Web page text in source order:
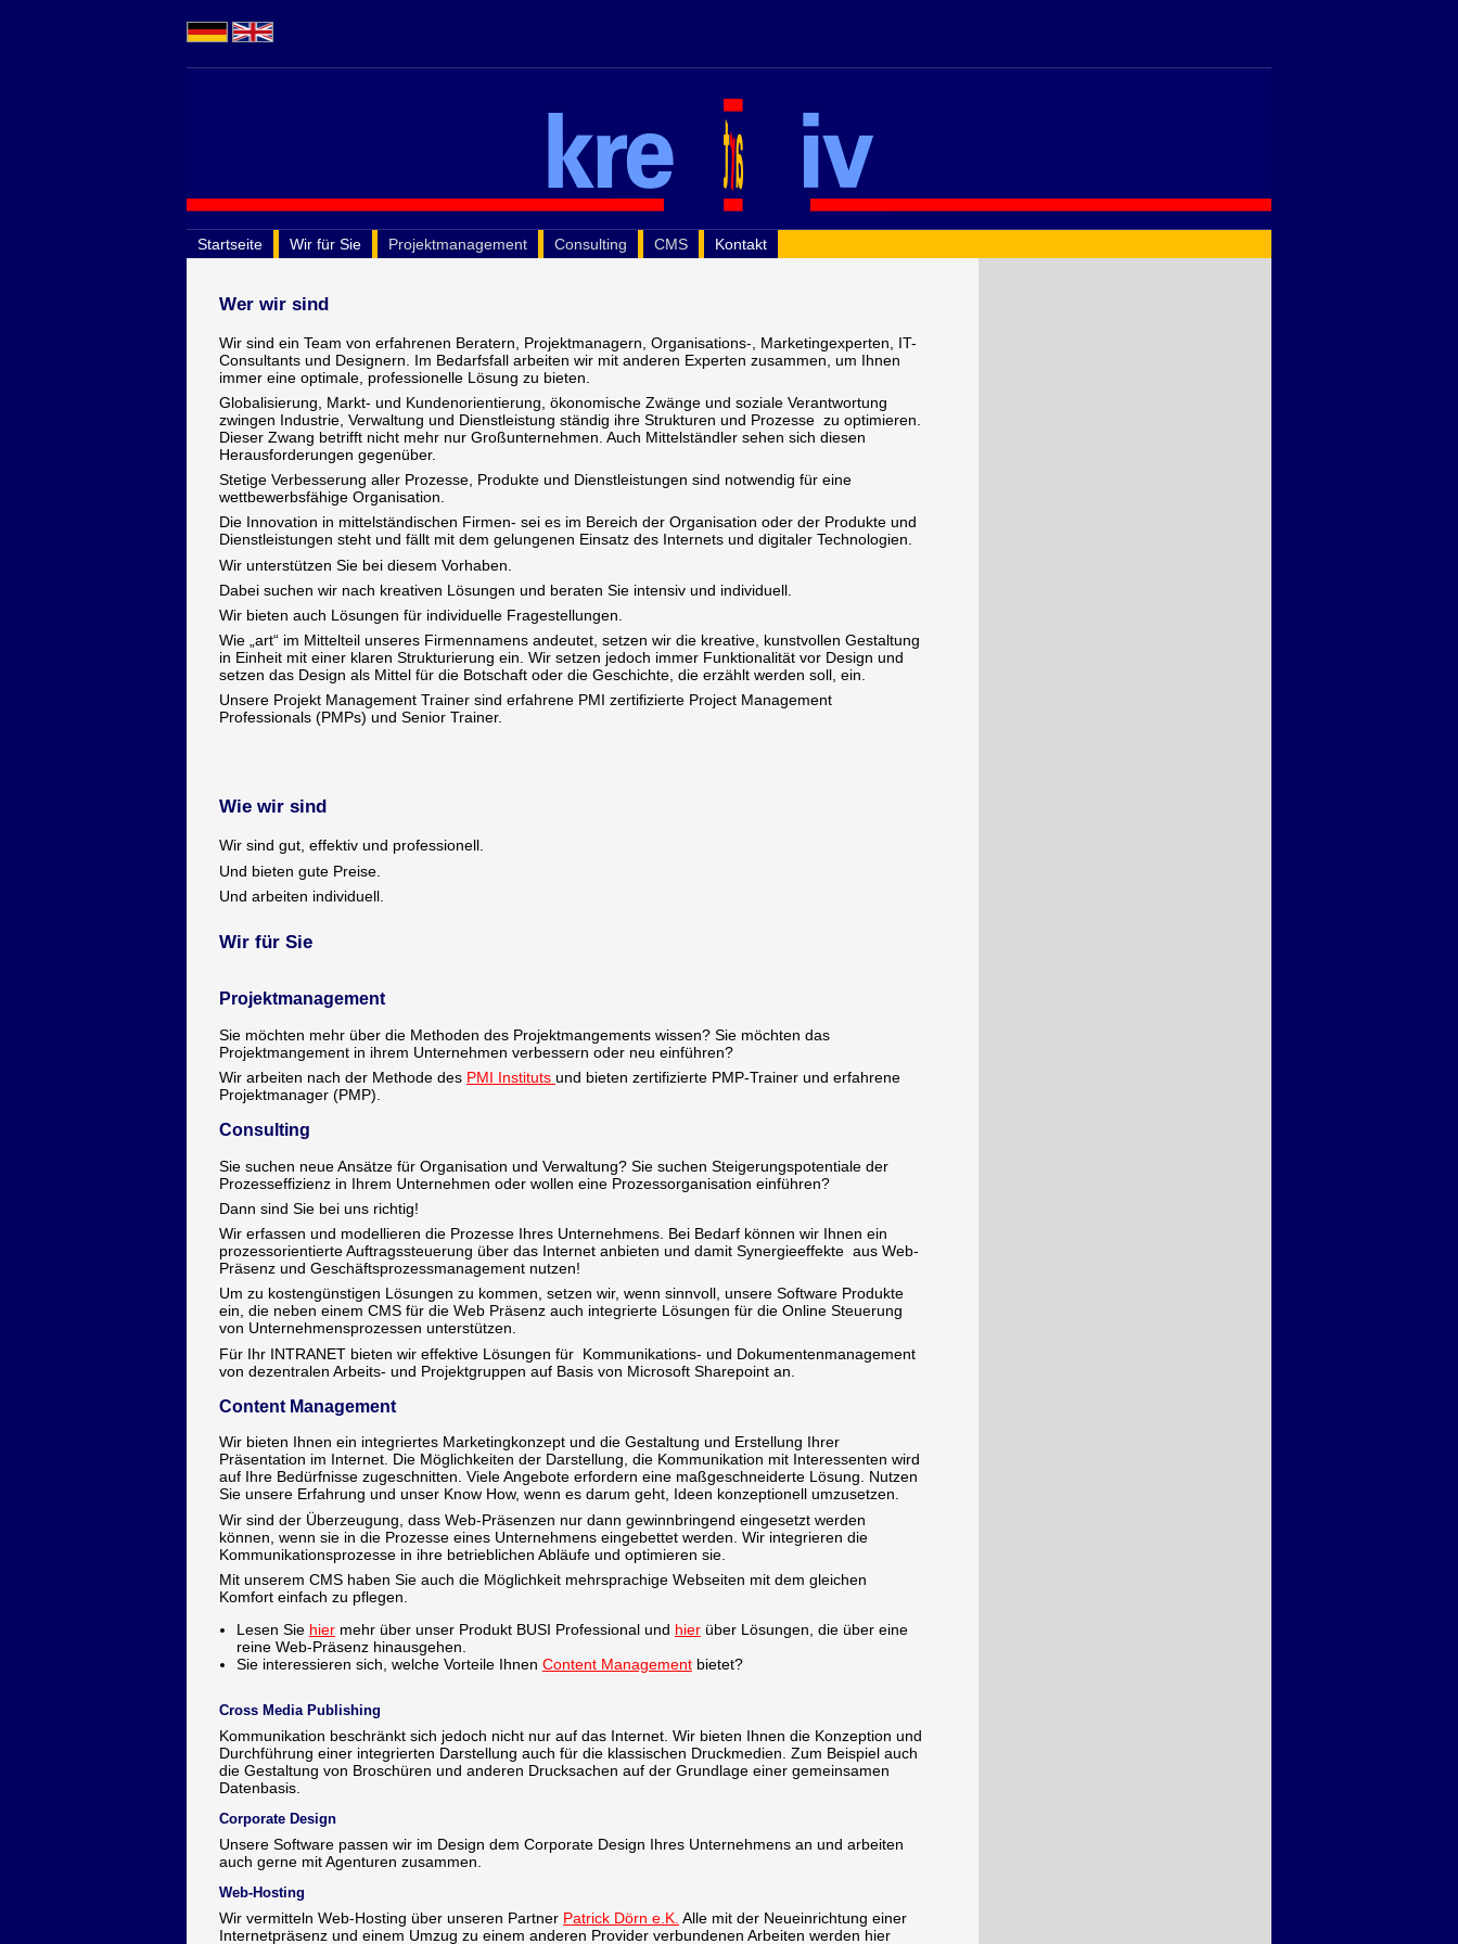
Startseite Wir für Sie Projektmanagement Consulting CMS Kontakt
Wer wir sind
Wir sind ein Team von erfahrenen Beratern, Projektmanagern, Organisations-, Marketingexperten, IT-
Consultants und Designern. Im Bedarfsfall arbeiten wir mit anderen Experten zusammen, um Ihnen
immer eine optimale, professionelle Lösung zu bieten.
Globalisierung, Markt- und Kundenorientierung, ökonomische Zwänge und soziale Verantwortung
zwingen Industrie, Verwaltung und Dienstleistung ständig ihre Strukturen und Prozesse zu optimieren.
Dieser Zwang betrifft nicht mehr nur Großunternehmen. Auch Mittelständler sehen sich diesen
Herausforderungen gegenüber.
Stetige Verbesserung aller Prozesse, Produkte und Dienstleistungen sind notwendig für eine
wettbewerbsfähige Organisation.
Die Innovation in mittelständischen Firmen- sei es im Bereich der Organisation oder der Produkte und
Dienstleistungen steht und fällt mit dem gelungenen Einsatz des Internets und digitaler Technologien.
Wir unterstützen Sie bei diesem Vorhaben.
Dabei suchen wir nach kreativen Lösungen und beraten Sie intensiv und individuell.
Wir bieten auch Lösungen für individuelle Fragestellungen.
Wie „art“ im Mittelteil unseres Firmennamens andeutet, setzen wir die kreative, kunstvollen Gestaltung
in Einheit mit einer klaren Strukturierung ein. Wir setzen jedoch immer Funktionalität vor Design und
setzen das Design als Mittel für die Botschaft oder die Geschichte, die erzählt werden soll, ein.
Unsere Projekt Management Trainer sind erfahrene PMI zertifizierte Project Management
Professionals (PMPs) und Senior Trainer.
Wie wir sind
Wir sind gut, effektiv und professionell.
Und bieten gute Preise.
Und arbeiten individuell.
Wir für Sie
Projektmanagement
Sie möchten mehr über die Methoden des Projektmangements wissen? Sie möchten das
Projektmangement in ihrem Unternehmen verbessern oder neu einführen?
Wir arbeiten nach der Methode des PMI Instituts und bieten zertifizierte PMP-Trainer und erfahrene
Projektmanager (PMP).
Consulting
Sie suchen neue Ansätze für Organisation und Verwaltung? Sie suchen Steigerungspotentiale der
Prozesseffizienz in Ihrem Unternehmen oder wollen eine Prozessorganisation einführen?
Dann sind Sie bei uns richtig!
Wir erfassen und modellieren die Prozesse Ihres Unternehmens. Bei Bedarf können wir Ihnen ein
prozessorientierte Auftragssteuerung über das Internet anbieten und damit Synergieeffekte aus Web-
Präsenz und Geschäftsprozessmanagement nutzen!
Um zu kostengünstigen Lösungen zu kommen, setzen wir, wenn sinnvoll, unsere Software Produkte
ein, die neben einem CMS für die Web Präsenz auch integrierte Lösungen für die Online Steuerung
von Unternehmensprozessen unterstützen.
Für Ihr INTRANET bieten wir effektive Lösungen für Kommunikations- und Dokumentenmanagement
von dezentralen Arbeits- und Projektgruppen auf Basis von Microsoft Sharepoint an.
Content Management
Wir bieten Ihnen ein integriertes Marketingkonzept und die Gestaltung und Erstellung Ihrer
Präsentation im Internet. Die Möglichkeiten der Darstellung, die Kommunikation mit Interessenten wird
auf Ihre Bedürfnisse zugeschnitten. Viele Angebote erfordern eine maßgeschneiderte Lösung. Nutzen
Sie unsere Erfahrung und unser Know How, wenn es darum geht, Ideen konzeptionell umzusetzen.
Wir sind der Überzeugung, dass Web-Präsenzen nur dann gewinnbringend eingesetzt werden
können, wenn sie in die Prozesse eines Unternehmens eingebettet werden. Wir integrieren die
Kommunikationsprozesse in ihre betrieblichen Abläufe und optimieren sie.
Mit unserem CMS haben Sie auch die Möglichkeit mehrsprachige Webseiten mit dem gleichen
Komfort einfach zu pflegen.
Lesen Sie hiermehr über unser Produkt BUSI Professional und hierüber Lösungen, die über eine
reine Web-Präsenz hinausgehen.
Sie interessieren sich, welche Vorteile Ihnen Content Managementbietet?
Cross Media Publishing
Kommunikation beschränkt sich jedoch nicht nur auf das Internet. Wir bieten Ihnen die Konzeption und
Durchführung einer integrierten Darstellung auch für die klassischen Druckmedien. Zum Beispiel auch
die Gestaltung von Broschüren und anderen Drucksachen auf der Grundlage einer gemeinsamen
Datenbasis.
Corporate Design
Unsere Software passen wir im Design dem Corporate Design Ihres Unternehmens an und arbeiten
auch gerne mit Agenturen zusammen.
Web-Hosting
Wir vermitteln Web-Hosting über unseren Partner Patrick Dörn e.K. Alle mit der Neueinrichtung einer
Internetpräsenz und einem Umzug zu einem anderen Provider verbundenen Arbeiten werden hier